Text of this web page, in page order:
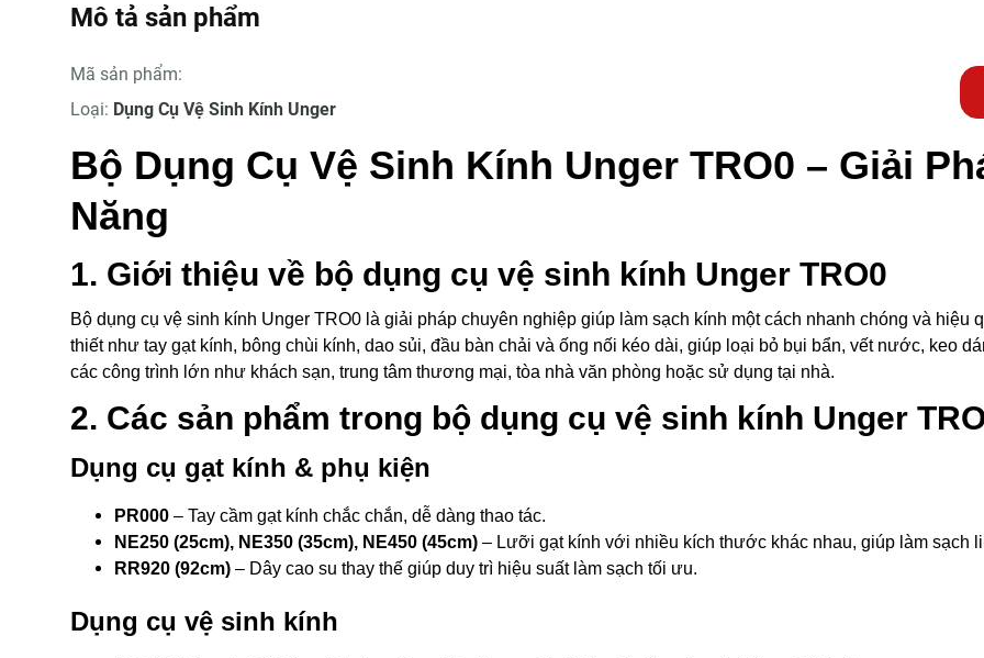
Mô tả sản phẩm
Mã sản phẩm:
Loại: Dụng Cụ Vệ Sinh Kính Unger
Bộ Dụng Cụ Vệ Sinh Kính Unger TRO0 – Giải
Năng
1. Giới thiệu về bộ dụng cụ vệ sinh kính Unger TRO0
Bộ dụng cụ vệ sinh kính Unger TRO0 là giải pháp chuyên nghiệp giúp làm sạch kính một cách nhanh chóng và hiệu
thiết như tay gạt kính, bông chùi kính, dao sủi, đầu bàn chải và ống nối kéo dài, giúp loại bỏ bụi bẩn, vết nước, keo
các công trình lớn như khách sạn, trung tâm thương mại, tòa nhà văn phòng hoặc sử dụng tại nhà.
2. Các sản phẩm trong bộ dụng cụ vệ sinh kính Unger
Dụng cụ gạt kính & phụ kiện
PR000 – Tay cầm gạt kính chắc chắn, dễ dàng thao tác.
NE250 (25cm), NE350 (35cm), NE450 (45cm) – Lưỡi gạt kính với nhiều kích thước khác nhau, giúp làm sạch
RR920 (92cm) – Dây cao su thay thế giúp duy trì hiệu suất làm sạch tối ưu.
Dụng cụ vệ sinh kính